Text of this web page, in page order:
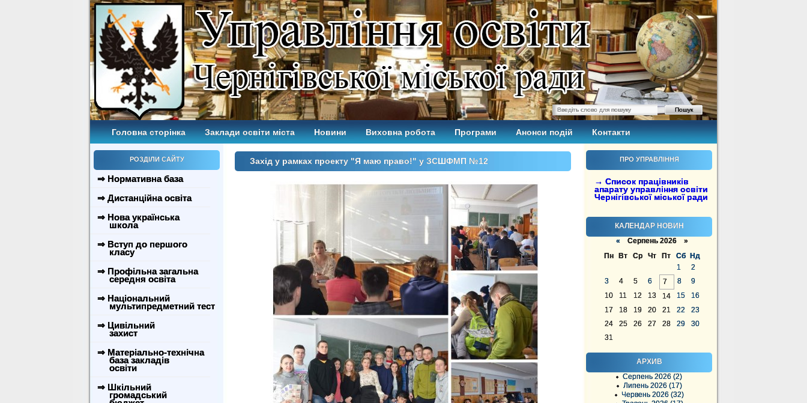
Головна сторінка Заклади освіти міста Новини Виховна робота Програми Анонси подій Контакти
РОЗДІЛИ САЙТУ
⇒ Нормативна база
⇒ Дистанційна освіта
⇒ Нова українська
школа
⇒ Вступ до першого
класу
⇒ Профільна загальна
середня освіта
⇒ Національний
мультипредметний тест
⇒ Цивільний
захист
⇒ Матеріально-технічна
база закладів
освіти
⇒ Шкільний
громадський
ПРО УПРАВЛІННЯ
→ Список працівників
апарату управління освіти
Чернігівської міської ради
КАЛЕНДАР НОВИН
« Серпень 2026 »
Пн
Вт Ср Чт Пт Сб
Нд
1
2
3
4 5 6 7 8
9
10
11 12 13 14 15
16
17
18 19 20 21 22
23
24
25 26 27 28 29
30
31
АРХИВ
Серпень 2026 (2)
Липень 2026 (17)
Червень 2026 (32)
Захід у рамках проекту "Я маю право!" у ЗСШФМП №12